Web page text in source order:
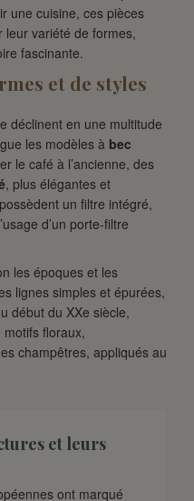
une cuisine, ces pièces
leur variété de formes,
fascinante.
et de styles
déclinent en une multitude
les modèles à bec
le café à l’ancienne, des
, plus élégantes et
un filtre intégré,
d’un porte-filtre
les époques et les
lignes simples et épurées,
début du XXe siècle,
motifs floraux,
champêtres, appliqués au
et leurs
ont marqué